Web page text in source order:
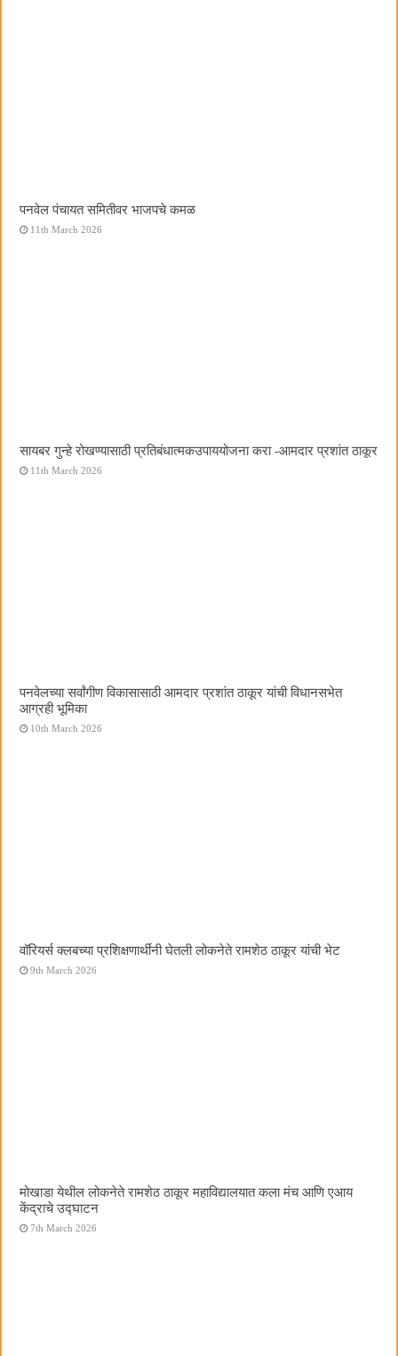
पनवेल पंचायत समितीवर भाजपचे कमळ
11th March 2026
सायबर गुन्हे रोखण्यासाठी प्रतिबंधात्मकउपाययोजना करा -आमदार प्रशांत ठाकूर
11th March 2026
पनवेलच्या सर्वांगीण विकासासाठी आमदार प्रशांत ठाकूर यांची विधानसभेत
आग्रही भूमिका
10th March 2026
वॉरियर्स क्लबच्या प्रशिक्षणार्थींनी घेतली लोकनेते रामशेठ ठाकूर यांची भेट
9th March 2026
मोखाडा येथील लोकनेते रामशेठ ठाकूर महाविद्यालयात कला मंच आणि एआय
केंद्राचे उद्घाटन
7th March 2026